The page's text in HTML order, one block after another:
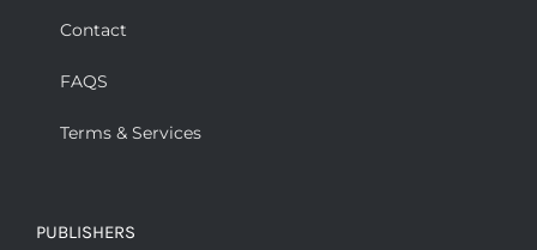
Contact
FAQS
Terms & Services
PUBLISHERS